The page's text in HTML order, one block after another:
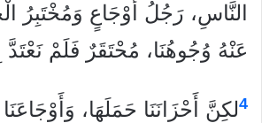
النَّاسِ، رَجُلُ أَوْجَاعٍ وَمُخْتَبِرُ
عَنْهُ وُجُوهُنَا، مُحْتَقَرٌ فَلَمْ نَعْتَدَّ
4لكِنَّ أَحْزَانَنَا حَمَلَهَا،